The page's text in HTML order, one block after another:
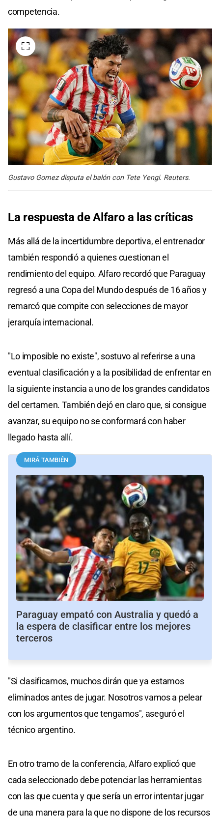
competencia.
Gustavo Gomez disputa el balón con Tete Yengi. Reuters.
La respuesta de Alfaro a las críticas
Más allá de la incertidumbre deportiva, el entrenador
también respondió a quienes cuestionan el
rendimiento del equipo. Alfaro recordó que Paraguay
regresó a una Copa del Mundo después de 16 años y
remarcó que compite con selecciones de mayor
jerarquía internacional.
"Lo imposible no existe", sostuvo al referirse a una
eventual clasificación y a la posibilidad de enfrentar en
la siguiente instancia a uno de los grandes candidatos
del certamen. También dejó en claro que, si consigue
avanzar, su equipo no se conformará con haber
llegado hasta allí.
MIRÁ TAMBIÉN
Paraguay empató con Australia y quedó a
la espera de clasificar entre los mejores
terceros
"Si clasificamos, muchos dirán que ya estamos
eliminados antes de jugar. Nosotros vamos a pelear
con los argumentos que tengamos", aseguró el
técnico argentino.
En otro tramo de la conferencia, Alfaro explicó que
cada seleccionado debe potenciar las herramientas
con las que cuenta y que sería un error intentar jugar
de una manera para la que no dispone de los recursos